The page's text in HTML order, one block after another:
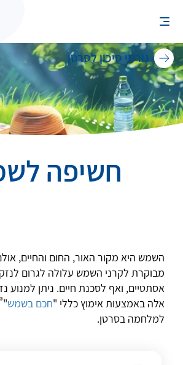
גורמי סיכון לסרטן
חשיפה
השמש היא מקור האור, החום והחיים,
מבוקרת לקרני השמש עלולה לגרום
אסתטיים, ואף לסכנת חיים. ניתן למנוע
אלה באמצעות אימוץ כללי "חכם בשמש"
®
למלחמה בסרטן.